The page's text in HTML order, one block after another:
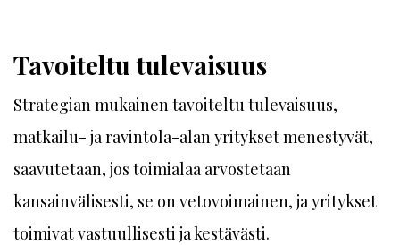
Tavoiteltu tulevaisuus
Strategian mukainen tavoiteltu tulevaisuus,
matkailu- ja ravintola-alan yritykset menestyvät,
saavutetaan, jos toimialaa arvostetaan
kansainvälisesti, se on vetovoimainen, ja yritykset
toimivat vastuullisesti ja kestävästi.